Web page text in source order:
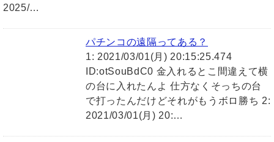
2025/…
パチンコの遠隔ってある？
1: 2021/03/01(月) 20:15:25.474
ID:otSouBdC0 金入れるとこ間違えて横
の台に入れたんよ 仕方なくそっちの台
で打ったんだけどそれがもうボロ勝ち 2:
2021/03/01(月) 20:…